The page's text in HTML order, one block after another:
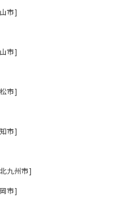
市]
市]
市]
市]
九州市]
市]